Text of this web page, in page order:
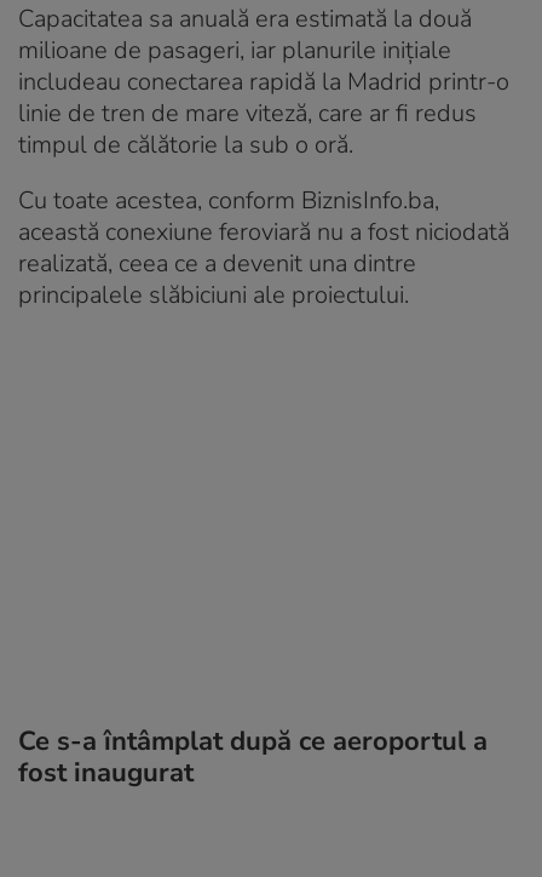
Capacitatea sa anuală era estimată la două
milioane de pasageri, iar planurile inițiale
includeau conectarea rapidă la Madrid printr-o
linie de tren de mare viteză, care ar fi redus
timpul de călătorie la sub o oră.
Cu toate acestea, conform BiznisInfo.ba,
această conexiune feroviară nu a fost niciodată
realizată, ceea ce a devenit una dintre
principalele slăbiciuni ale proiectului.
Ce s-a întâmplat după ce aeroportul a
fost inaugurat